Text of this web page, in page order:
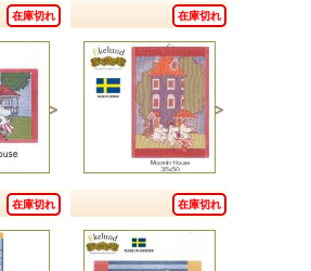
在庫切れ 在庫切れ
在庫切れ 在庫切れ